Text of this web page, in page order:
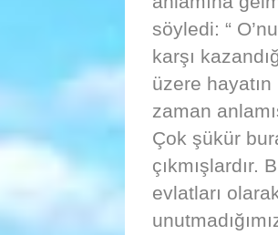
söyledi: “
karşı
üzere
zaman
Çok şükür
çıkmışlardır.
evlatları